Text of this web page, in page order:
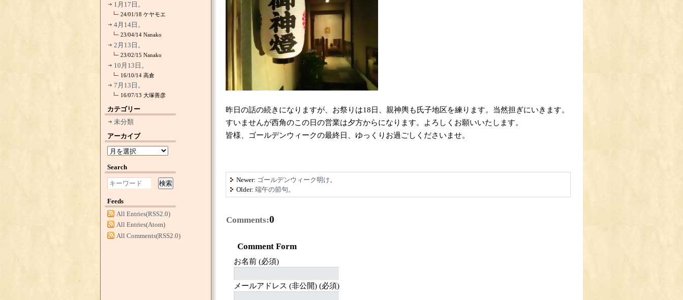
昨日の話の続きになりますが、お祭りは18日、親神輿も氏子地区を練ります。当然担ぎにいきます。
すいませんが西角のこの日の営業は夕方からになります。よろしくお願いいたします。
皆様、ゴールデンウィークの最終日、ゆっくりお過ごしくださいませ。
Newer: ゴールデンウィーク明け。
Older:端午の節句。
Comments:0
Comment Form
お名前 (必須)
メールアドレス (非公開) (必須)
1月17日。
24/01/18ケヤモエ
4月14日。
23/04/14Nanako
2月13日。
23/02/15Nanako
10月13日。
16/10/14高倉
7月13日。
16/07/13大塚善彦
カテゴリー
未分類
アーカイブ
Search
検索
Feeds
All Entries(RSS2.0)
All Entries(Atom)
All Comments(RSS2.0)